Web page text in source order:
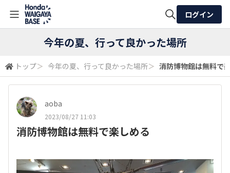
全体検索
検索
ログイン
今年の夏、行って良かった場所
トップ＞ 今年の夏、行って良かった場所＞ 消防博物館は無料で
aoba
2023/08/27 11:03
消防博物館は無料で楽しめる